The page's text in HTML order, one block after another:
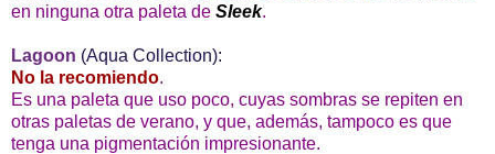
en ninguna otra paleta de Sleek.
Lagoon (Aqua Collection):
No la recomiendo.
Es una paleta que uso poco, cuyas sombras se repiten en
otras paletas de verano, y que, además, tampoco es que
tenga una pigmentación impresionante.